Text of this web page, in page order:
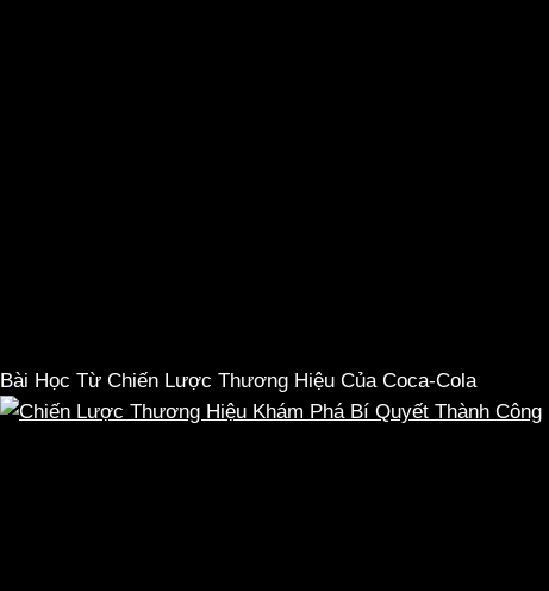
Bài Học Từ Chiến Lược Thương Hiệu Của Coca-Cola